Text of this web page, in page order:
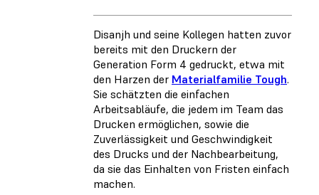
Disanjh und seine Kollegen hatten zuvor
bereits mit den Druckern der
Generation Form 4 gedruckt, etwa mit
den Harzen der Materialfamilie Tough.
Sie schätzten die einfachen
Arbeitsabläufe, die jedem im Team das
Drucken ermöglichen, sowie die
Zuverlässigkeit und Geschwindigkeit
des Drucks und der Nachbearbeitung,
da sie das Einhalten von Fristen einfach
machen.